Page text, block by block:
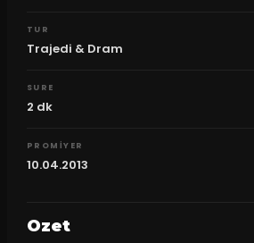
TUR
Trajedi & Dram
SURE
2 dk
PROMIYER
10.04.2013
Ozet